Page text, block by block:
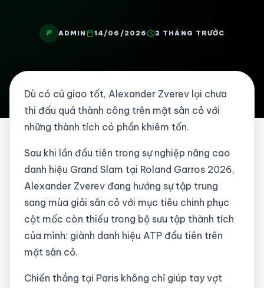
P ADMIN calendar_today14/06/2026schedule2 THÁNG TRƯỚC
Dù có cú giao tốt, Alexander Zverev lại chưa
thi đấu quá thành công trên mặt sân cỏ với
những thành tích có phần khiêm tốn.
Sau khi lần đầu tiên trong sự nghiệp nâng cao
danh hiệu Grand Slam tại Roland Garros 2026,
Alexander Zverev đang hướng sự tập trung
sang mùa giải sân cỏ với mục tiêu chinh phục
cột mốc còn thiếu trong bộ sưu tập thành tích
của mình: giành danh hiệu ATP đầu tiên trên
mặt sân cỏ.
Chiến thắng tại Paris không chỉ giúp tay vợt